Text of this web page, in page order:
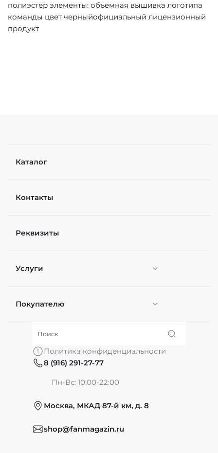
полиэстер элементы: объемная вышивка логотипа
команды цвет черныйофициальный лицензионный
продукт
Каталог
Контакты
Реквизиты
Услуги
Персонификация
Покупателю
О нас
Обмен и возврат
Политика конфиденциальности
8 (916) 291-27-77
Пн-Вс: 10:00-22:00
Москва, МКАД 87-й км, д. 8
shop@fanmagazin.ru